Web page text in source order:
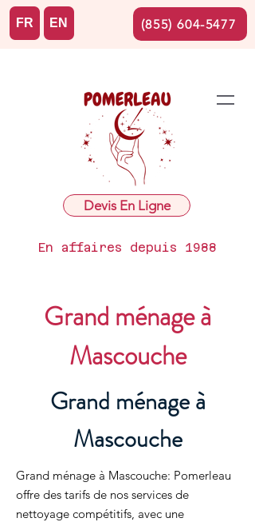
Devis En Ligne
En affaires depuis 1988
FR EN (855) 604-5477
Grand ménage à
Mascouche
Grand ménage à
Mascouche
Grand ménage à Mascouche: Pomerleau
offre des tarifs de nos services de
nettoyage compétitifs, avec une